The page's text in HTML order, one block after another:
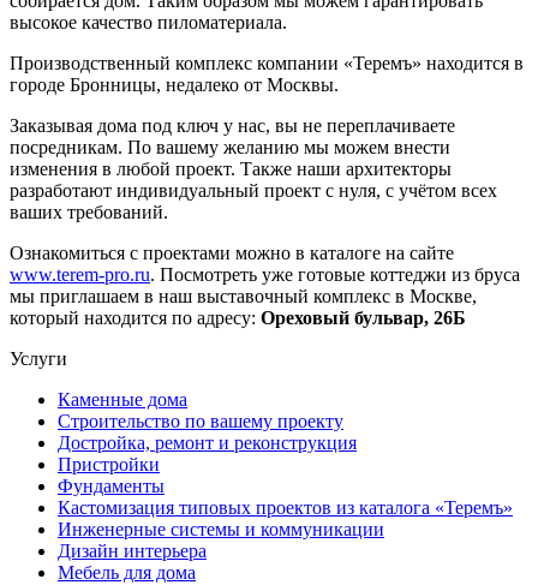
высокое качество пиломатериала.
Производственный комплекс компании «Теремъ» находится в
городе Бронницы, недалеко от Москвы.
Заказывая дома под ключ у нас, вы не переплачиваете
посредникам. По вашему желанию мы можем внести
изменения в любой проект. Также наши архитекторы
разработают индивидуальный проект с нуля, с учётом всех
ваших требований.
Ознакомиться с проектами можно в каталоге на сайте
www.terem-pro.ru. Посмотреть уже готовые коттеджи из бруса
мы приглашаем в наш выставочный комплекс в Москве,
который находится по адресу: Ореховый бульвар, 26Б
Услуги
Каменные дома
Строительство по вашему проекту
Достройка, ремонт и реконструкция
Пристройки
Фундаменты
Кастомизация типовых проектов из каталога «Теремъ»
Инженерные системы и коммуникации
Дизайн интерьера
Мебель для дома